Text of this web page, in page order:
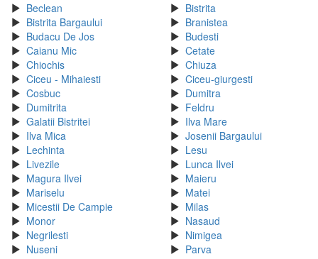
Beclean
Bistrita
Bistrita Bargaului
Branistea
Budacu De Jos
Budesti
Caianu Mic
Cetate
Chiochis
Chiuza
Ciceu - Mihaiesti
Ciceu-giurgesti
Cosbuc
Dumitra
Dumitrita
Feldru
Galatii Bistritei
Ilva Mare
Ilva Mica
Josenii Bargaului
Lechinta
Lesu
Livezile
Lunca Ilvei
Magura Ilvei
Maieru
Mariselu
Matei
Micestii De Campie
Milas
Monor
Nasaud
Negrilesti
Nimigea
Nuseni
Parva